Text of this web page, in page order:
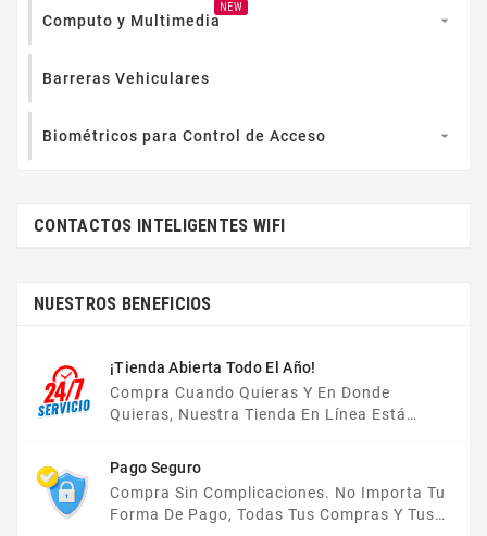
Computo y Multimedia
NEW

Barreras Vehiculares
Biométricos para Control de Acceso 
CONTACTOS INTELIGENTES WIFI
NUESTROS BENEFICIOS
¡Tienda Abierta Todo El Año!
Compra Cuando Quieras Y En Donde
Quieras, Nuestra Tienda En Línea Está
Pago Seguro
Compra Sin Complicaciones. No Importa Tu
Forma De Pago, Todas Tus Compras Y Tus